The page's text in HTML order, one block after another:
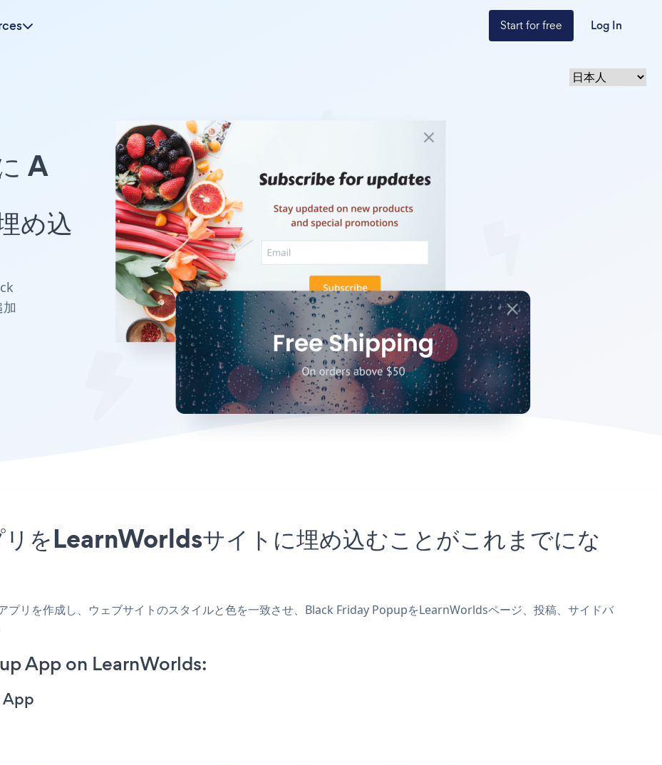
Start for free Log In
A
め込
をLearnWorldsサイトに埋め込むことがこれまでにな
リを作成し、ウェブサイトのスタイルと色を一致させ、Black Friday PopupをLearnWorldsページ、投稿、サイドバ
App on LearnWorlds:
App